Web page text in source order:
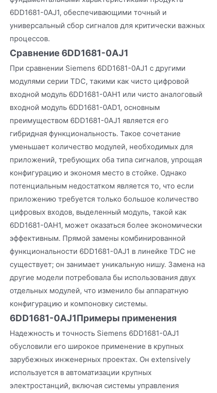
6DD1681-0AJ1, обеспечивающими точный и
универсальный сбор сигналов для критически важных
процессов.
Сравнение 6DD1681-0AJ1
При сравнении Siemens 6DD1681-0AJ1 с другими
модулями серии TDC, такими как чисто цифровой
входной модуль 6DD1681-0AH1 или чисто аналоговый
входной модуль 6DD1681-0AD1, основным
преимуществом 6DD1681-0AJ1 является его
гибридная функциональность. Такое сочетание
уменьшает количество модулей, необходимых для
приложений, требующих оба типа сигналов, упрощая
конфигурацию и экономя место в стойке. Однако
потенциальным недостатком является то, что если
приложению требуется только большое количество
цифровых входов, выделенный модуль, такой как
6DD1681-0AH1, может оказаться более экономически
эффективным. Прямой замены комбинированной
функциональности 6DD1681-0AJ1 в линейке TDC не
существует; он занимает уникальную нишу. Замена на
другие модели потребовала бы использования двух
отдельных модулей, что изменило бы аппаратную
конфигурацию и компоновку системы.
6DD1681-0AJ1Примеры применения
Надежность и точность Siemens 6DD1681-0AJ1
обусловили его широкое применение в крупных
зарубежных инженерных проектах. Он extensively
используется в автоматизации крупных
электростанций, включая системы управления